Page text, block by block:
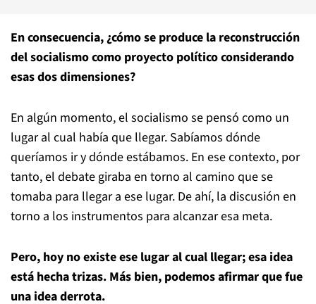
En consecuencia, ¿cómo se produce la reconstrucción
del socialismo como proyecto político considerando
esas dos dimensiones?
En algún momento, el socialismo se pensó como un
lugar al cual había que llegar. Sabíamos dónde
queríamos ir y dónde estábamos. En ese contexto, por
tanto, el debate giraba en torno al camino que se
tomaba para llegar a ese lugar. De ahí, la discusión en
torno a los instrumentos para alcanzar esa meta.
Pero, hoy no existe ese lugar al cual llegar; esa idea
está hecha trizas. Más bien, podemos afirmar que fue
una idea derrota.